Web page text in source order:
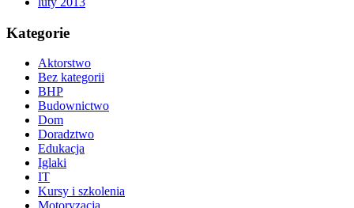
Kategorie
Aktorstwo
Bez kategorii
BHP
Budownictwo
Dom
Doradztwo
Edukacja
Iglaki
IT
Kursy i szkolenia